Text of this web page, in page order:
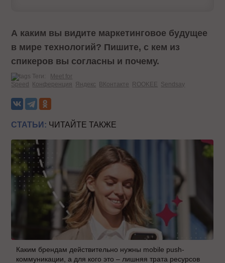
А каким вы видите маркетинговое будущее
в мире технологий? Пишите, с кем из
спикеров вы согласны и почему.
Теги:
Meet for
Speed Конференция Яндекс ВКонтакте ROOKEE Sendsay
СТАТЬИ: ЧИТАЙТЕ ТАКЖЕ
Каким брендам действительно нужны mobile push-
коммуникации, а для кого это – лишняя трата ресурсов